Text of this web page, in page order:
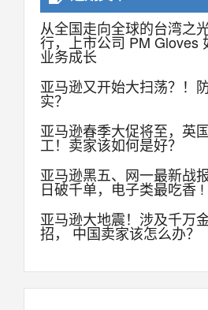
从全国走向全球的台湾之
行，上市公司 PM Gloves
业务成长
亚马逊又开始大扫荡？！
实？
亚马逊春季大促将至，英
工！卖家该如何是好？
亚马逊黑五、网一最新战
日破千单，电子类最吃香 !
亚马逊大地震！涉及千万
招， 中国卖家该怎么办？